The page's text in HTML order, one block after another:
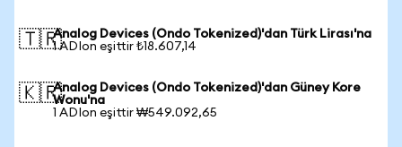
🇹🇷Analog Devices (Ondo Tokenized)'dan Türk Lirası'na
1 ADIon eşittir ₺18.607,14
🇰🇷Analog Devices (Ondo Tokenized)'dan Güney Kore
Wonu'na
1 ADIon eşittir ₩549.092,65